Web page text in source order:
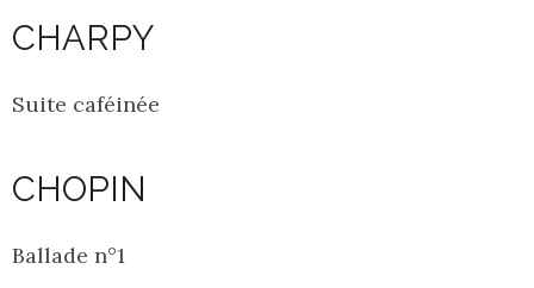
CHARPY
Suite caféinée
CHOPIN
Ballade n°1